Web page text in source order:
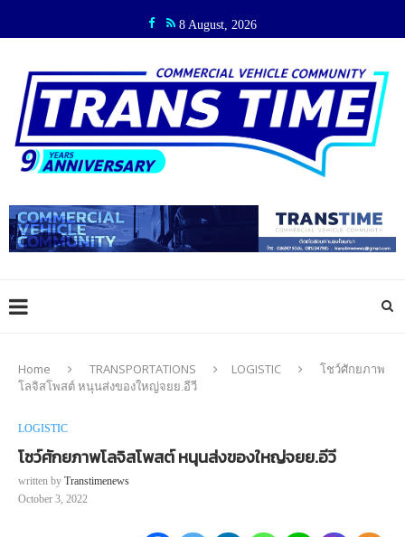
8 August, 2026
Home TRANSPORTATIONS LOGISTIC
โชว์ศักยภาพ
โลจิสโพสต์ หนุนส่งของใหญ่จยย.อีวี
LOGISTIC
โชว์ศักยภาพโลจิสโพสต์ หนุนส่งของใหญ่จยย.อีวี
written by Transtimenews
October 3, 2022